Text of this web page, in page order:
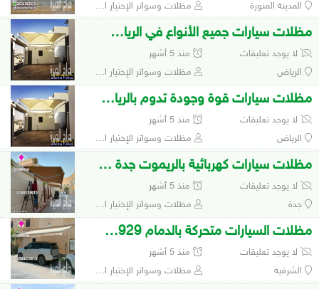
المدينة المنورة
مظلات وسواتر الإختيار الأول 0500559613 لتفيذ مشاريع المظلات والهناجر
مظلات سيارات جميع الأنواع في الرياض0548682241
لا يوجد تعليقات
منذ 5 أشهر
الرياض
مظلات وسواتر الإختيار الأول 0500559613 لتفيذ مشاريع المظلات والهناجر
مظلات سيارات قوة وجودة تدوم بالرياض0553770074
لا يوجد تعليقات
منذ 5 أشهر
الرياض
مظلات وسواتر الإختيار الأول 0500559613 لتفيذ مشاريع المظلات والهناجر
مظلات سيارات كهربائية بالريموت جدة 0548682241
لا يوجد تعليقات
منذ 5 أشهر
جدة
مظلات وسواتر الإختيار الأول 0500559613 لتفيذ مشاريع المظلات والهناجر
مظلات السيارات متحركة بالدمام 0535553929
لا يوجد تعليقات
منذ 5 أشهر
الشرقيه
مظلات وسواتر الإختيار الأول 0500559613 لتفيذ مشاريع المظلات والهناجر